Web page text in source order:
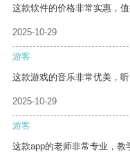
这款软件的价格非常实惠，值
2025-10-29
游客
这款游戏的音乐非常优美，听
2025-10-29
游客
这款app的老师非常专业，教